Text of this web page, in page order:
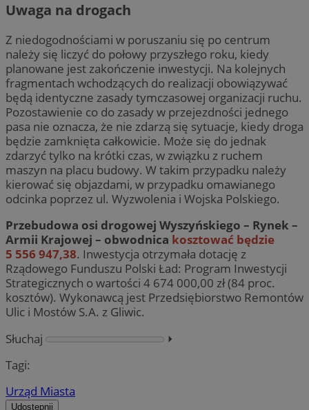
Uwaga na drogach
Z niedogodnościami w poruszaniu się po centrum
należy się liczyć do połowy przyszłego roku, kiedy
planowane jest zakończenie inwestycji. Na kolejnych
fragmentach wchodzących do realizacji obowiązywać
będą identyczne zasady tymczasowej organizacji ruchu.
Pozostawienie co do zasady w przejezdności jednego
pasa nie oznacza, że nie zdarzą się sytuacje, kiedy droga
będzie zamknięta całkowicie. Może się do jednak
zdarzyć tylko na krótki czas, w związku z ruchem
maszyn na placu budowy. W takim przypadku należy
kierować się objazdami, w przypadku omawianego
odcinka poprzez ul. Wyzwolenia i Wojska Polskiego.
Przebudowa osi drogowej Wyszyńskiego – Rynek –
Armii Krajowej – obwodnica kosztować będzie
5 556 947,38. Inwestycja otrzymała dotację z
Rządowego Funduszu Polski Ład: Program Inwestycji
Strategicznych o wartości 4 674 000,00 zł (84 proc.
kosztów). Wykonawcą jest Przedsiębiorstwo Remontów
Ulic i Mostów S.A. z Gliwic.
Słuchaj
⏵︎
Tagi:
Urząd Miasta
Udostępnij